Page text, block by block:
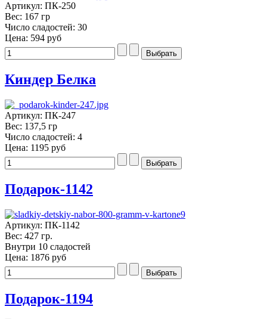
Артикул: ПК-250
Вес: 167 гр
Число сладостей: 30
Цена: 594 руб
Киндер Белка
Артикул: ПК-247
Вес: 137,5 гр
Число сладостей: 4
Цена: 1195 руб
Подарок-1142
Артикул: ПК-1142
Вес: 427 гр.
Внутри 10 сладостей
Цена: 1876 руб
Подарок-1194